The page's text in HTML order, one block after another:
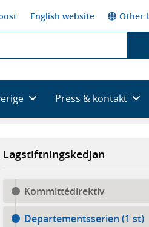
English website Other
Press & kontakt
Lagstiftningskedjan
Kommittédirektiv
Departementsserien (1 st)